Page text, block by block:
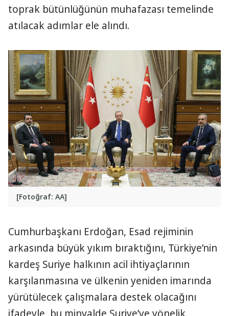
toprak bütünlüğünün muhafazası temelinde
atılacak adımlar ele alındı.
[Fotoğraf: AA]
Cumhurbaşkanı Erdoğan, Esad rejiminin
arkasında büyük yıkım bıraktığını, Türkiye’nin
kardeş Suriye halkının acil ihtiyaçlarının
karşılanmasına ve ülkenin yeniden imarında
yürütülecek çalışmalara destek olacağını